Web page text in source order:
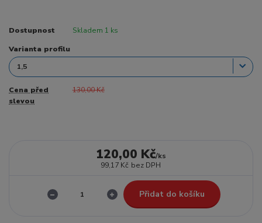
Dostupnost Skladem 1 ks
Varianta profilu
Cena před
slevou
130,00 Kč
120,00 Kč/ks
99,17 Kč bez DPH
Přidat do košíku